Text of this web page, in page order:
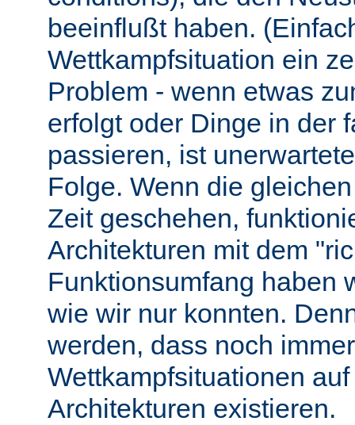
beeinflußt haben.
Wettkampfsituation ein
Problem - wenn etwas
erfolgt oder Dinge in der
passieren, ist
Folge. Wenn die
Zeit geschehen,
Architekturen mit dem
Funktionsumfang haben
wie wir nur konnten.
werden, dass noch immer
Wettkampfsituationen
Architekturen existieren.